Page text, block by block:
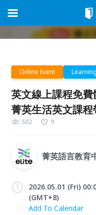
Online Event Learning
英文線上課程免
菁英生活英文課
502 9
菁英語言教育
2026.05.01 (Fri)
(GMT+8)
Add To Calendar